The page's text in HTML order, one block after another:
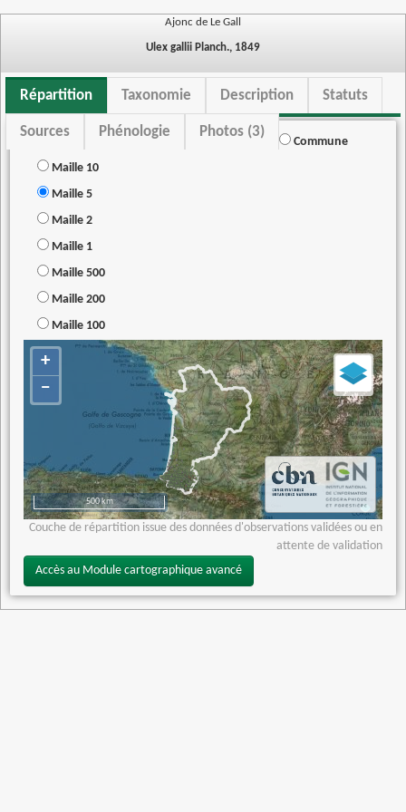
Ajonc de Le Gall
Ulex gallii Planch., 1849
Répartition Taxonomie Description Statuts
Sources Phénologie Photos (3)
Commune
Maille 10
Maille 5
Maille 2
Maille 1
Maille 500
Maille 200
Maille 100
+
−
500 km
Couche de répartition issue des données d'observations validées ou en
attente de validation
Accès au Module cartographique avancé